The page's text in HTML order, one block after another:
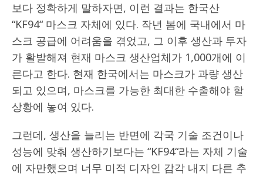
보다 정확하게 말하자면, 이런 결과는 한국산
“KF94“ 마스크 자체에 있다. 작년 봄에 국내에서 마
스크 공급에 어려움을 겪었고, 그 이후 생산과 투자
가 활발해져 현재 마스크 생산업체가 1,000개에 이
른다고 한다. 현재 한국에서는 마스크가 과량 생산
되고 있으며, 마스크를 가능한 최대한 수출해야 할
상황에 놓여 있다.
그런데, 생산을 늘리는 반면에 각국 기술 조건이나
성능에 맞춰 생산하기보다는 “KF94“라는 자체 기술
에 자만했으며 너무 미적 디자인 감각 내지 다른 추